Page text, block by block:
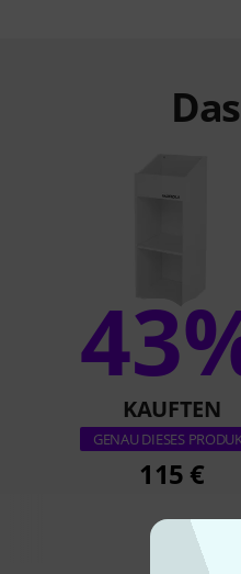
KAUFTEN
GENAU DIESES
115 €